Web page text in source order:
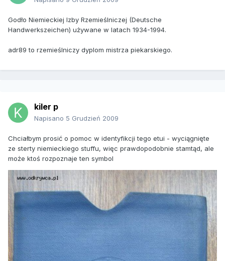
Godło Niemieckiej Izby Rzemieślniczej (Deutsche
Handwerkszeichen) używane w latach 1934-1994.
adr89 to rzemieślniczy dyplom mistrza piekarskiego.
kiler p
Napisano 5 Grudzień 2009
Chciałbym prosić o pomoc w identyfikcji tego etui - wyciągnięte
ze sterty niemieckiego stuffu, więc prawdopodobnie stamtąd, ale
może ktoś rozpoznaje ten symbol